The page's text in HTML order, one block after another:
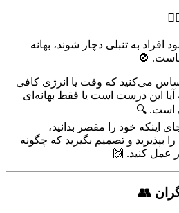
به تنبلی دچار شوند، بهانه
🚫
می‌کنید که وقت یا انرژی کافی
آیا این درست است یا فقط بهانه‌ای
است. 🔍
اینکه خود را مقصر بدانید،
بپذیرید و تصمیم بگیرید که چگونه
عمل کنید. 🙌
👥